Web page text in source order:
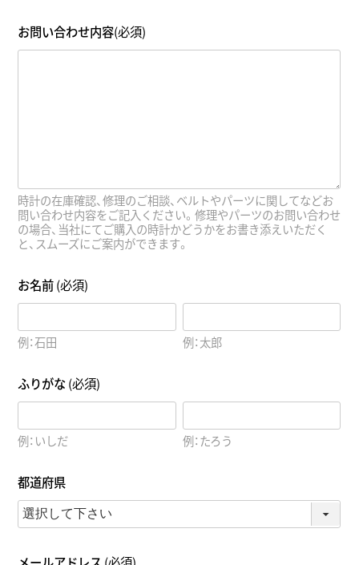
お問い合わせ内容(必須)
時計の在庫確認、修理のご相談、ベルトやパーツに関してなどお
問い合わせ内容をご記入ください。修理やパーツのお問い合わせ
の場合、当社にてご購入の時計かどうかをお書き添えいただく
と、スムーズにご案内ができます。
お名前(必須)
例：石田 例：太郎
ふりがな(必須)
例：いしだ 例：たろう
都道府県